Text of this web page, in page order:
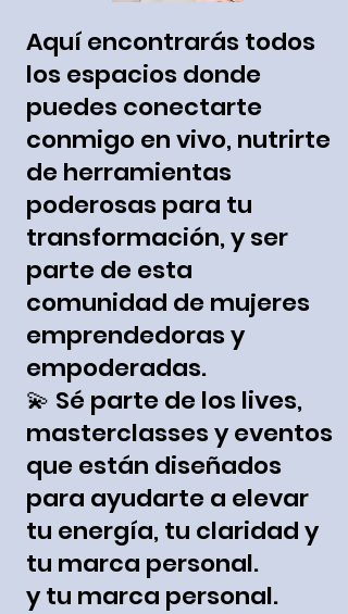
Aquí encontrarás todos
los espacios donde
puedes conectarte
conmigo en vivo, nutrirte
de herramientas
poderosas para tu
transformación, y ser
parte de esta
comunidad de mujeres
emprendedoras y
empoderadas.
💫 Sé parte de los lives,
masterclasses y eventos
que están diseñados
para ayudarte a elevar
tu energía, tu claridady
tu marca personal.
y tu marca personal.